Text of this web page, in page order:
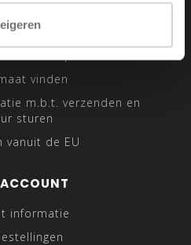
Tailor
vinden
m.b.t. verzenden en
sturen
vanuit de EU
informatie